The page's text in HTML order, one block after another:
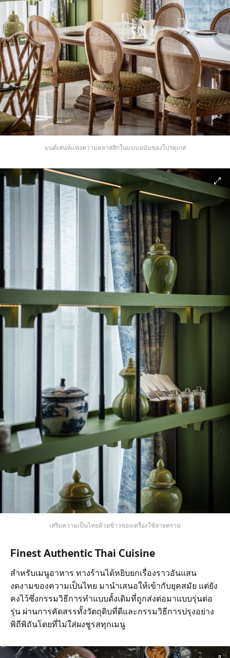
มนต์เสน่ห์แห่งความคลาสสิกในแบบฉบับของโปรตุเกส
เสริมความเป็นไทยด้วยข้าวของเครื่องใช้ลายคราม
Finest Authentic Thai Cuisine
สำหรับเมนูอาหาร ทางร้านได้หยิบยกเรื่องราวอันแสน
งดงามของความเป็นไทย มานำเสนอให้เข้ากับยุคสมัย แต่ยัง
คงไว้ซึ่งกรรมวิธีการทำแบบดั้งเดิมที่ถูกส่งต่อมาแบบรุ่นต่อ
รุ่น ผ่านการคัดสรรทั้งวัตถุดิบที่ดีและกรรมวิธีการปรุงอย่าง
พิถีพิถันโดยที่ไม่ใส่ผงชูรสทุกเมนู